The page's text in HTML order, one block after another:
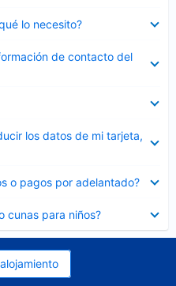
lo necesito?
de contacto del
los datos de mi tarjeta,
o pagos por adelantado?
cunas para niños?